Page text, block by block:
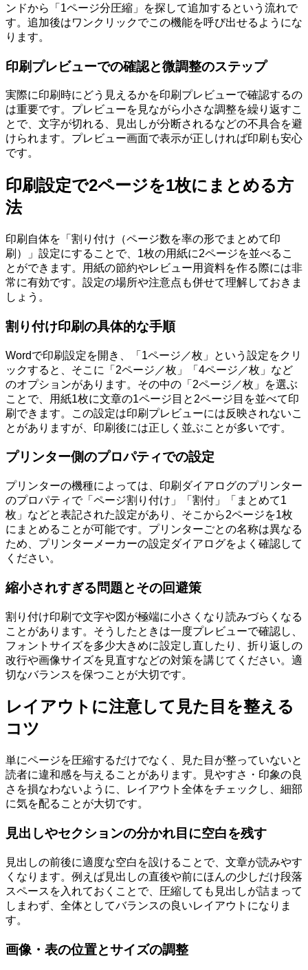
ンドから「1ページ分圧縮」を探して追加するという流れで
す。追加後はワンクリックでこの機能を呼び出せるようにな
ります。
印刷プレビューでの確認と微調整のステップ
実際に印刷時にどう見えるかを印刷プレビューで確認するの
は重要です。プレビューを見ながら小さな調整を繰り返すこ
とで、文字が切れる、見出しが分断されるなどの不具合を避
けられます。プレビュー画面で表示が正しければ印刷も安心
です。
印刷設定で2ページを1枚にまとめる方
法
印刷自体を「割り付け（ページ数を率の形でまとめて印
刷）」設定にすることで、1枚の用紙に2ページを並べるこ
とができます。用紙の節約やレビュー用資料を作る際には非
常に有効です。設定の場所や注意点も併せて理解しておきま
しょう。
割り付け印刷の具体的な手順
Wordで印刷設定を開き、「1ページ／枚」という設定をクリ
ックすると、そこに「2ページ／枚」「4ページ／枚」など
のオプションがあります。その中の「2ページ／枚」を選ぶ
ことで、用紙1枚に文章の1ページ目と2ページ目を並べて印
刷できます。この設定は印刷プレビューには反映されないこ
とがありますが、印刷後には正しく並ぶことが多いです。
プリンター側のプロパティでの設定
プリンターの機種によっては、印刷ダイアログのプリンター
のプロパティで「ページ割り付け」「割付」「まとめて1
枚」などと表記された設定があり、そこから2ページを1枚
にまとめることが可能です。プリンターごとの名称は異なる
ため、プリンターメーカーの設定ダイアログをよく確認して
ください。
縮小されすぎる問題とその回避策
割り付け印刷で文字や図が極端に小さくなり読みづらくなる
ことがあります。そうしたときは一度プレビューで確認し、
フォントサイズを多少大きめに設定し直したり、折り返しの
改行や画像サイズを見直すなどの対策を講じてください。適
切なバランスを保つことが大切です。
レイアウトに注意して見た目を整える
コツ
単にページを圧縮するだけでなく、見た目が整っていないと
読者に違和感を与えることがあります。見やすさ・印象の良
さを損なわないように、レイアウト全体をチェックし、細部
に気を配ることが大切です。
見出しやセクションの分かれ目に空白を残す
見出しの前後に適度な空白を設けることで、文章が読みやす
くなります。例えば見出しの直後や前にほんの少しだけ段落
スペースを入れておくことで、圧縮しても見出しが詰まって
しまわず、全体としてバランスの良いレイアウトになりま
す。
画像・表の位置とサイズの調整